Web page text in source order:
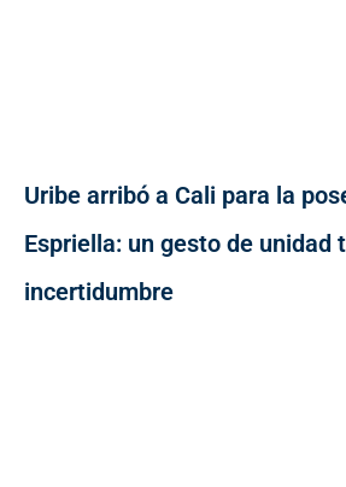
Uribe arribó a Cali para la
Espriella: un gesto de unidad
incertidumbre